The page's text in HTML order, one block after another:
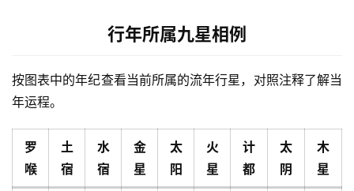
行年所属九星相例
按图表中的年纪查看当前所属的流年行星，对照注释了解当
年运程。
罗
喉
土
宿
水
宿
金
星
太
阳
火
星
计
都
太
阴
木
星